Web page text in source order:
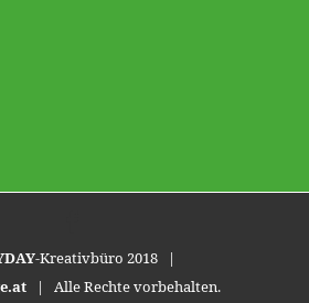
-Kreativbüro 2018 |
| Alle Rechte vorbehalten.